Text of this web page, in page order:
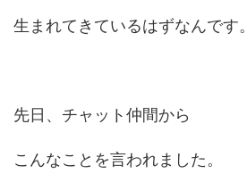
生まれてきているはずなんです。
先日、チャット仲間から
こんなことを言われました。